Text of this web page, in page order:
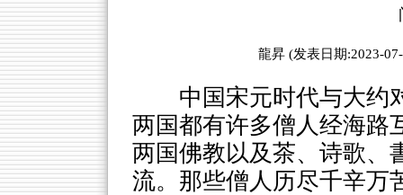
龍昇 (发表日期:2023-
中国宋元时代与大约
两国都有许多僧人经海路
两国佛教以及茶、诗歌、
流。那些僧人历尽千辛万